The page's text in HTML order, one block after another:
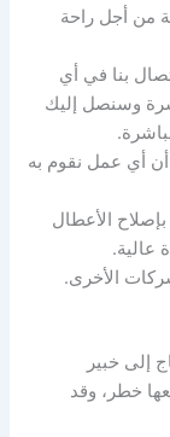
من أجل راحة
الاتصال بنا في أي
وسنصل إليك
أن أي عمل نقوم به
الأعطال
عالية.
الأخرى.
إلى خبير
خطر، وقد